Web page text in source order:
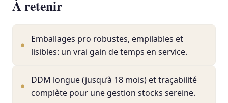
À retenir
Emballages pro robustes, empilables et
lisibles: un vrai gain de temps en service.
DDM longue (jusqu’à 18 mois) et traçabilité
complète pour une gestion stocks sereine.